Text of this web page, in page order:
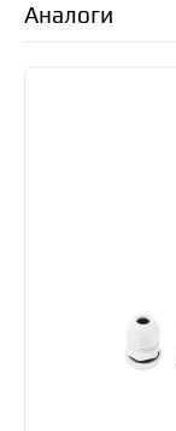
Аналоги